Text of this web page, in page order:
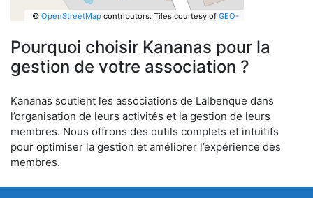
© OpenStreetMapcontributors. Tiles courtesy of GEO-
Pourquoi choisir Kananas pour la
gestion de votre association ?
Kananas soutient les associations de Lalbenque dans
l’organisation de leurs activités et la gestion de leurs
membres. Nous offrons des outils complets et intuitifs
pour optimiser la gestion et améliorer l’expérience des
membres.